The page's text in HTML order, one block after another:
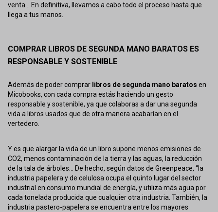
venta... En definitiva, llevamos a cabo todo el proceso hasta que
llega a tus manos.
COMPRAR LIBROS DE SEGUNDA MANO BARATOS ES
RESPONSABLE Y SOSTENIBLE
Además de poder comprar libros de segunda mano baratos en
Micobooks, con cada compra estás haciendo un gesto
responsable y sostenible, ya que colaboras a dar una segunda
vida a libros usados que de otra manera acabarían en el
vertedero.
Y es que alargar la vida de un libro supone menos emisiones de
CO2, menos contaminación de la tierra y las aguas, la reducción
de la tala de árboles... De hecho, según datos de Greenpeace, “la
industria papelera y de celulosa ocupa el quinto lugar del sector
industrial en consumo mundial de energía, y utiliza más agua por
cada tonelada producida que cualquier otra industria. También, la
industria pastero-papelera se encuentra entre los mayores